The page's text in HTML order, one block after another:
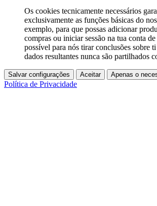
Os cookies tecnicamente necessários
exclusivamente as funções básicas do
exemplo, para que possas adicionar
compras ou iniciar sessão na tua conta
possível para nós tirar conclusões sobre
dados resultantes nunca são partilhados
Salvar configurações Aceitar Apenas o
Política de Privacidade